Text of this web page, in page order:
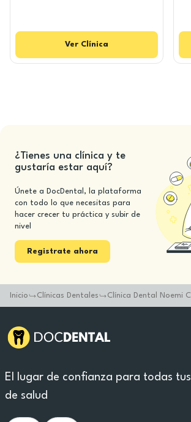
Ver Clínica
¿Tienes una clínica y te
gustaría estar aquí?
Únete a DocDental, la plataforma
con todo lo que necesitas para
hacer crecer tu práctica y subir de
nivel
Registrate ahora
Inicio Clínicas Dentales Clínica Dental Noemi
El lugar de confianza para todas
de salud